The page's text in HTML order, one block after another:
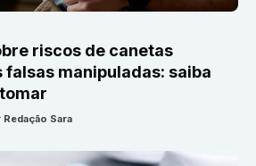
riscos de canetas
manipuladas: saiba
Redação Sara